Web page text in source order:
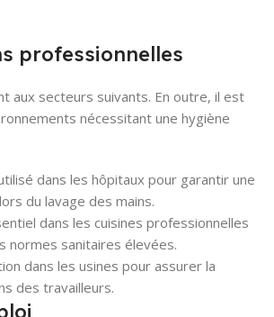
professionnelles
aux secteurs suivants. En outre, il est
nécessitant une hygiène
dans les hôpitaux pour garantir une
du lavage des mains.
dans les cuisines professionnelles
normes sanitaires élevées.
dans les usines pour assurer la
des travailleurs.